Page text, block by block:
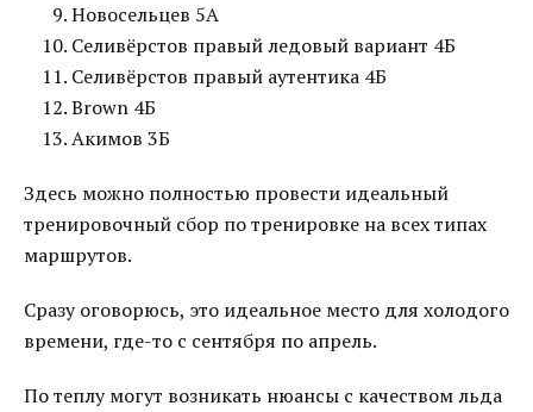
Новосельцев 5А
Селивёрстов правый ледовый вариант 4Б
Селивёрстов правый аутентика 4Б
Brown 4Б
Акимов 3Б
Здесь можно полностью провести идеальный
тренировочный сбор по тренировке на всех типах
маршрутов.
Сразу оговорюсь, это идеальное место для холодого
времени, где-то с сентября по апрель.
По теплу могут возникать нюансы с качеством льда